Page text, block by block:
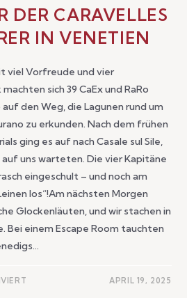
DER CARAVELLES
IN VENETIEN
viel Vorfreude und vier
sich 39 CaEx und RaRo
auf den Weg, die Lagunen rund um
zu erkunden. Nach dem frühen
ging es auf nach Casale sul Sile,
uns warteten. Die vier Kapitäne
eingeschult – und noch am
los“!Am nächsten Morgen
Glockenläuten, und wir stachen in
Bei einem Escape Room tauchten
APRIL 19, 2025